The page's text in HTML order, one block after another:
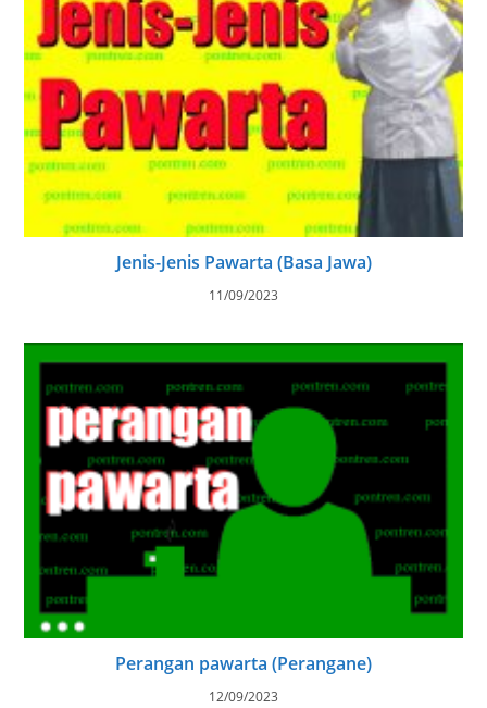
Jenis-Jenis Pawarta (Basa Jawa)
11/09/2023
Perangan pawarta (Perangane)
12/09/2023